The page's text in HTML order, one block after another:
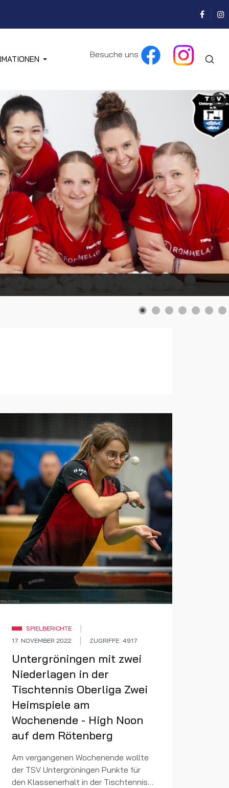
Besuche uns
SPIELBERICHTE
17. NOVEMBER 2022
ZUGRIFFE: 4917
Untergröningen mit zwei
Niederlagen in der
Tischtennis Oberliga Zwei
Heimspiele am
Wochenende - High Noon
auf dem Rötenberg
Am vergangenen Wochenende wollte
der TSV Untergröningen Punkte für
den Klassenerhalt in der Tischtennis